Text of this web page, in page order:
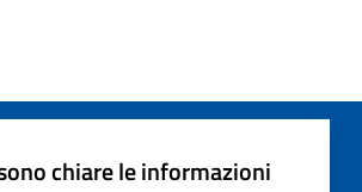
chiare le informazioni